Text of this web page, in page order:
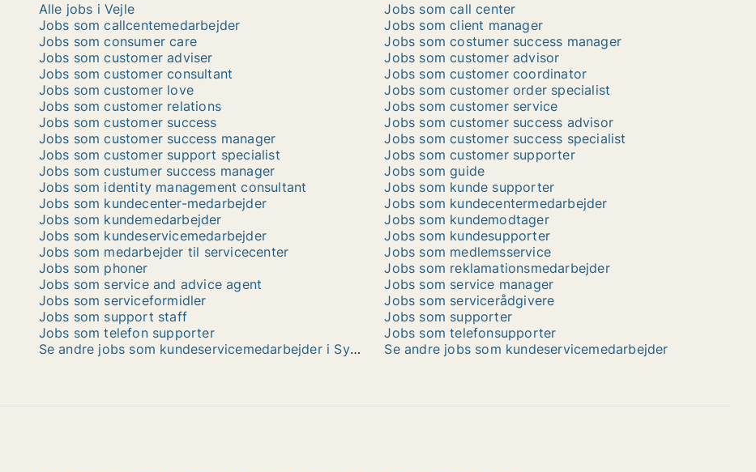
Alle jobs i Vejle
Jobs som call center
Jobs som callcentemedarbejder
Jobs som client manager
Jobs som consumer care
Jobs som costumer success manager
Jobs som customer adviser
Jobs som customer advisor
Jobs som customer consultant
Jobs som customer coordinator
Jobs som customer love
Jobs som customer order specialist
Jobs som customer relations
Jobs som customer service
Jobs som customer success
Jobs som customer success advisor
Jobs som customer success manager
Jobs som customer success specialist
Jobs som customer support specialist
Jobs som customer supporter
Jobs som custumer success manager
Jobs som guide
Jobs som identity management consultant
Jobs som kunde supporter
Jobs som kundecenter-medarbejder
Jobs som kundecentermedarbejder
Jobs som kundemedarbejder
Jobs som kundemodtager
Jobs som kundeservicemedarbejder
Jobs som kundesupporter
Jobs som medarbejder til servicecenter
Jobs som medlemsservice
Jobs som phoner
Jobs som reklamationsmedarbejder
Jobs som service and advice agent
Jobs som service manager
Jobs som serviceformidler
Jobs som servicerådgivere
Jobs som support staff
Jobs som supporter
Jobs som telefon supporter
Jobs som telefonsupporter
Se andre jobs som kundeservicemedarbejder i Sydjylland
Se andre jobs som kundeservicemedarbejder